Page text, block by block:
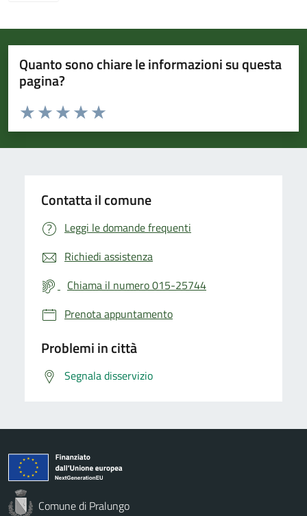
Quanto sono chiare le informazioni su questa
pagina?
Valuta da 1 a 5 stelle la pagina
Valuta 5 stelle su 5
Valuta 4 stelle su 5
Valuta 3 stelle su 5
Valuta 2 stelle su 5
Valuta 1 stelle su 5
Contatta il comune
Leggi le domande frequenti
Richiedi assistenza
Chiama il numero 015-25744
Prenota appuntamento
Problemi in città
Segnala disservizio
Comune di Pralungo